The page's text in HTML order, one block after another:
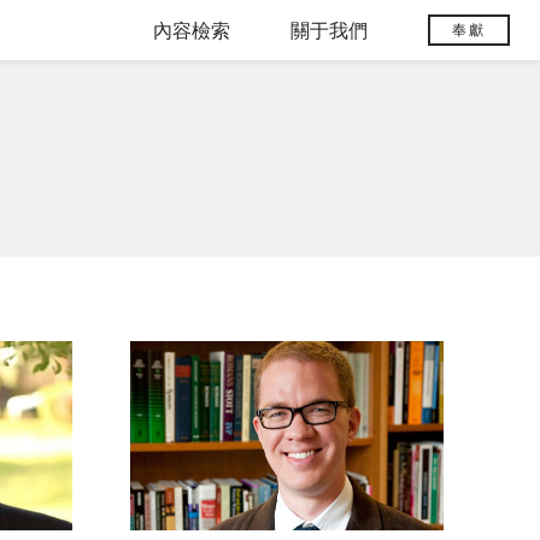
內容檢索 關于我們 奉獻